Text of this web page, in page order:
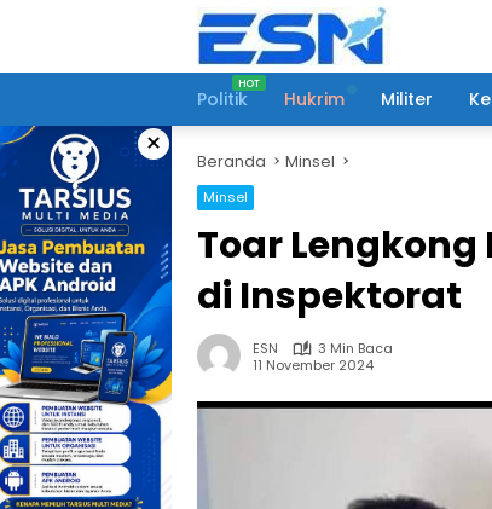
Politik Hukrim Militer
× Beranda Minsel
Minsel
Toar
di Inspektorat
ESN
3 Min Baca
11 November 2024